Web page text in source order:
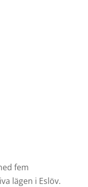
fem
lägen i Eslöv.